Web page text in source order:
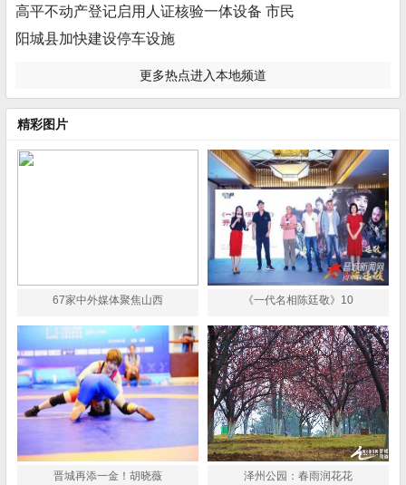
高平不动产登记启用人证核验一体设备 市民
阳城县加快建设停车设施
更多热点进入本地频道
精彩图片
67家中外媒体聚焦山西 《一代名相陈廷敬》10
晋城再添一金！胡晓薇 泽州公园：春雨润花花